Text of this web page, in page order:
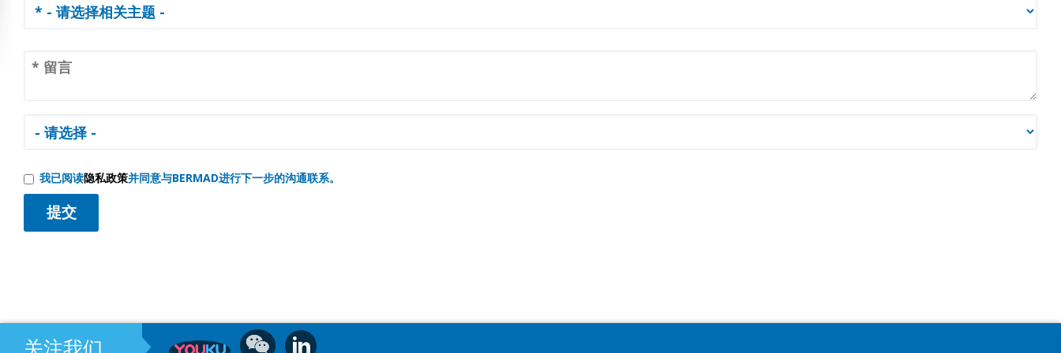
我已阅读隐私政策并同意与BERMAD进行下一步的沟通联系。
关注我们